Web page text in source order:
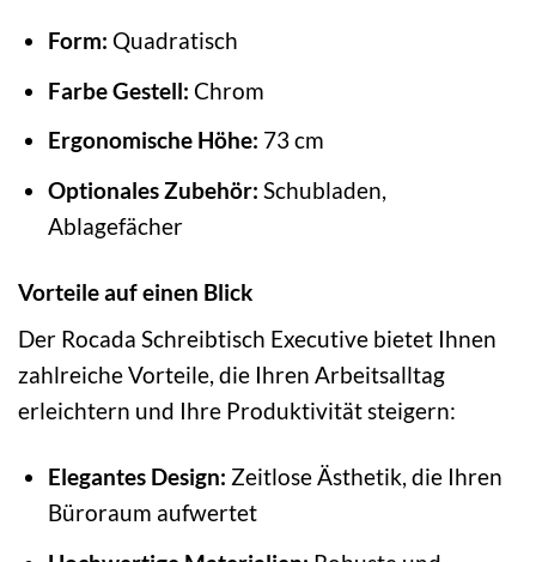
Form: Quadratisch
Farbe Gestell: Chrom
Ergonomische Höhe: 73 cm
Optionales Zubehör: Schubladen,
Ablagefächer
Vorteile auf einen Blick
Der Rocada Schreibtisch Executive bietet Ihnen
zahlreiche Vorteile, die Ihren Arbeitsalltag
erleichtern und Ihre Produktivität steigern:
Elegantes Design: Zeitlose Ästhetik, die Ihren
Büroraum aufwertet